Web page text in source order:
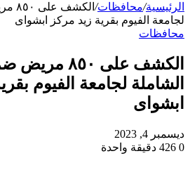
الرئيسية/محافظات/
لجامعة الفيوم بقرية زيد مركز ابشواى
محافظات
الكشف على ٨٥٠
الشاملة لجامعة الفيوم
ابشواى
ديسمبر 4, 2023
0
دقيقة واحدة